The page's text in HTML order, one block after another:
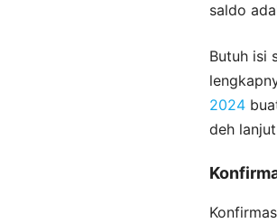
saldo
Butuh isi
2024
deh